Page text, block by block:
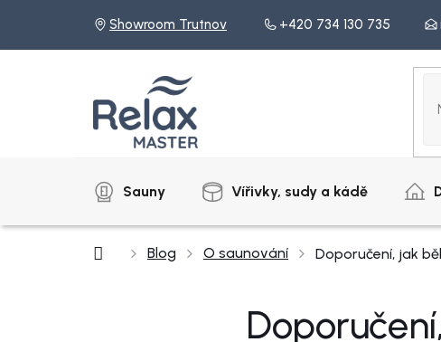
obsah
Showroom Trutnov +420 734 130 735
Sauny Vířivky, sudy a kádě
DomůBlog O saunování Doporučení, jak